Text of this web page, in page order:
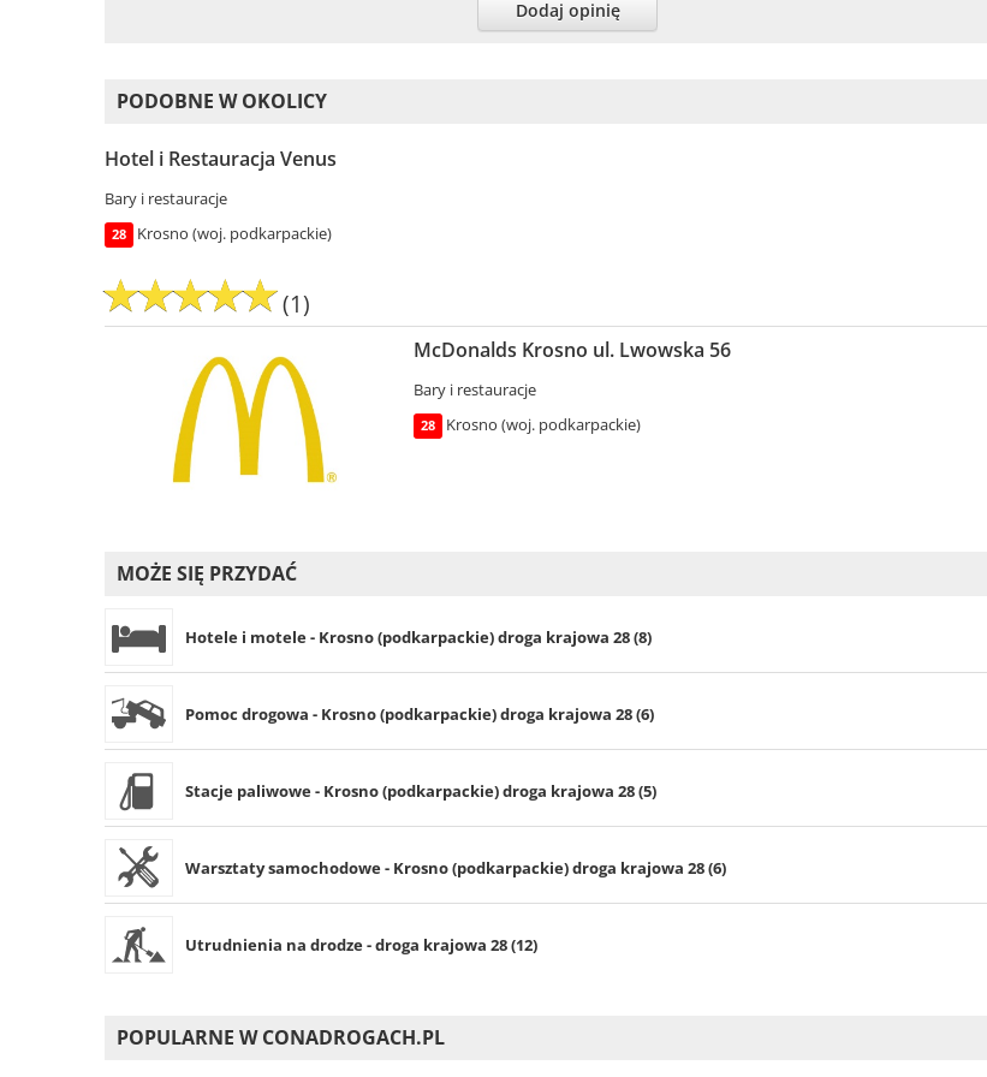
Dodaj opinię
PODOBNE W OKOLICY
Hotel i Restauracja Venus
Bary i restauracje
28 Krosno (woj. podkarpackie)
(1)
McDonalds Krosno ul. Lwowska 56
Bary i restauracje
28 Krosno (woj. podkarpackie)
MOŻE SIĘ PRZYDAĆ
Hotele i motele - Krosno (podkarpackie) droga krajowa 28 (8)
Pomoc drogowa - Krosno (podkarpackie) droga krajowa 28 (6)
Stacje paliwowe - Krosno (podkarpackie) droga krajowa 28 (5)
Warsztaty samochodowe - Krosno (podkarpackie) droga krajowa 28 (6)
Utrudnienia na drodze - droga krajowa 28 (12)
POPULARNE W CONADROGACH.PL